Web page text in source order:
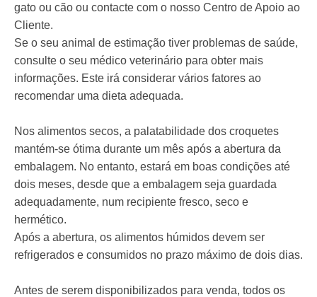
gato ou cão ou contacte com o nosso Centro de Apoio ao
Cliente.
Se o seu animal de estimação tiver problemas de saúde,
consulte o seu médico veterinário para obter mais
informações. Este irá considerar vários fatores ao
recomendar uma dieta adequada.
Nos alimentos secos, a palatabilidade dos croquetes
mantém-se ótima durante um mês após a abertura da
embalagem. No entanto, estará em boas condições até
dois meses, desde que a embalagem seja guardada
adequadamente, num recipiente fresco, seco e
hermético.
Após a abertura, os alimentos húmidos devem ser
refrigerados e consumidos no prazo máximo de dois dias.
Antes de serem disponibilizados para venda, todos os